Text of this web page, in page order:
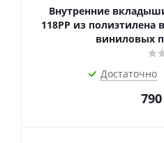
Внутренние
118PP из полиэтилена
виниловых
Достаточно
790